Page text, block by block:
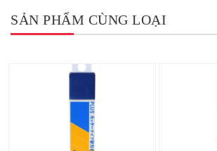
SẢN PHẨM CÙNG LOẠI